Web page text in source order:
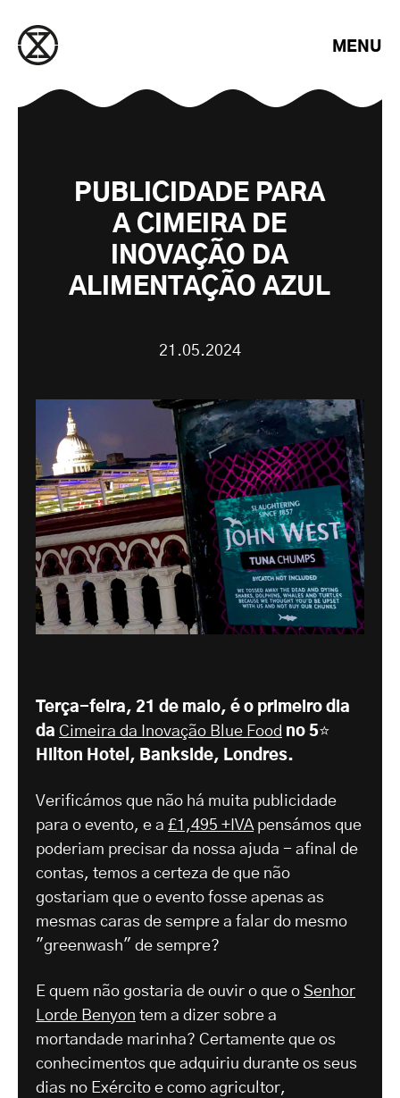
MENU
PUBLICIDADE PARA
A CIMEIRA DE
INOVAÇÃO DA
ALIMENTAÇÃO AZUL
21.05.2024
Terça-feira, 21 de maio, é o primeiro dia
da Cimeira da Inovação Blue Food no 5⭐️
Hilton Hotel, Bankside, Londres.
Verificámos que não há muita publicidade
para o evento, e a £1,495 +IVApensámos que
poderiam precisar da nossa ajuda - afinal de
contas, temos a certeza de que não
gostariam que o evento fosse apenas as
mesmas caras de sempre a falar do mesmo
"greenwash" de sempre?
E quem não gostaria de ouvir o que o Senhor
Lorde Benyon tem a dizer sobre a
mortandade marinha? Certamente que os
conhecimentos que adquiriu durante os seus
dias no Exército e como agricultor,